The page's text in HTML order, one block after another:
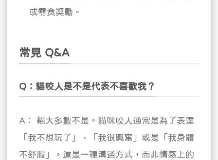
或零食獎勵。
常見 Q&A
Q：貓咬人是不是代表不喜歡我？
A： 絕大多數不是。貓咪咬人通常是為了表達
「我不想玩了」、「我很興奮」或是「我身體
不舒服」。這是一種溝通方式，而非情感上的